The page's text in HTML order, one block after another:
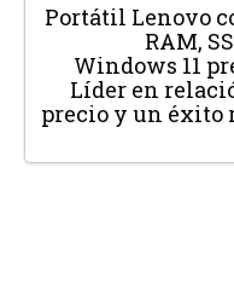
Portátil Lenovo
RAM,
Windows 11
Líder en
precio y un éxito